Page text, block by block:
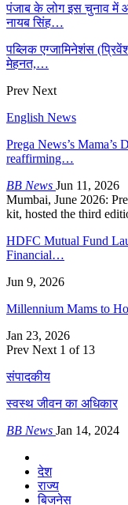
पंजाब के लोग इस चुनाव में
नायब सिंह…
पब्लिक एग्जामिनेशंस
मेहनत,…
Prev Next
English News
Prega News’s Mama’s
reaffirming…
BB News Jun 11, 2026
Mumbai, June 2026:
kit, hosted the third
HDFC Mutual Fund
Financial…
Jun 9, 2026
Millennium Mams to
Jan 23, 2026
Prev Next 1 of 13
संपादकीय
स्वस्थ जीवन का अधिकार
BB News Jan 14, 2024
देश
राज्य
बिजनेस